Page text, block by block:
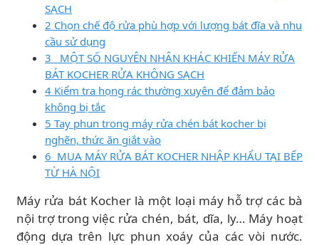
SẠCH
2 Chọn chế độ rửa phù hợp với lượng bát đĩa và nhu
cầu sử dụng
3 MỘT SỐ NGUYÊN NHÂN KHÁC KHIẾN MÁY RỬA
BÁT KOCHER RỬA KHÔNG SẠCH
4 Kiểm tra họng rác thường xuyên để đảm bảo
không bị tắc
5 Tay phun trong máy rửa chén bát kocher bị
nghẽn, thức ăn giắt vào
6 MUA MÁY RỬA BÁT KOCHER NHẬP KHẨU TẠI BẾP
TỪ HÀ NỘI
Máy rửa bát Kocher là một loại máy hỗ trợ các bà
nội trợ trong việc rửa chén, bát, dĩa, ly… Máy hoạt
động dựa trên lực phun xoáy của các vòi nước.